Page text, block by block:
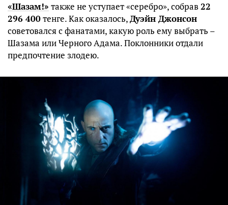
«Шазам!» также не уступает «серебро», собрав22
296 400тенге. Как оказалось,Дуэйн Джонсон
советовался с фанатами, какую роль ему выбрать –
Шазама или Черного Адама. Поклонники отдали
предпочтение злодею.